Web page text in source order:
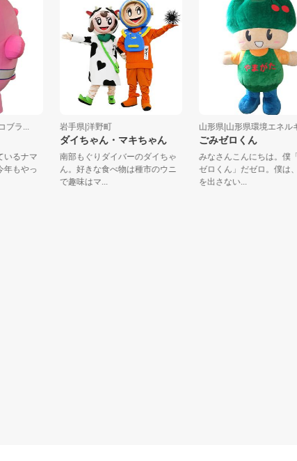
...
ナマ
やっ
岩手県|洋野町
ダイちゃん・マキちゃん
南部もぐりダイバーのダイちゃ
ん。好きな食べ物は種市のウニ
で趣味はマ...
山形県|山形県環境エネルギ...
ごみゼロくん
みなさんこんにちは。僕「ごみ
ゼロくん」だゼロ。僕は、ごみ
を出さない...